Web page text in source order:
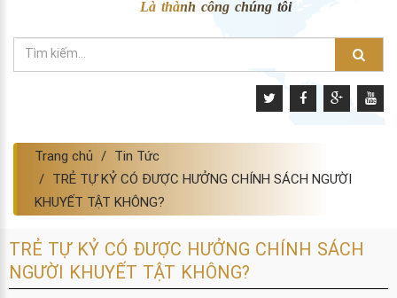
Là thành công chúng tôi
Trang chủ
Tin Tức
TRẺ TỰ KỶ CÓ ĐƯỢC HƯỞNG CHÍNH SÁCH NGƯỜI
KHUYẾT TẬT KHÔNG?
TRẺ TỰ KỶ CÓ ĐƯỢC HƯỞNG CHÍNH SÁCH
NGƯỜI KHUYẾT TẬT KHÔNG?